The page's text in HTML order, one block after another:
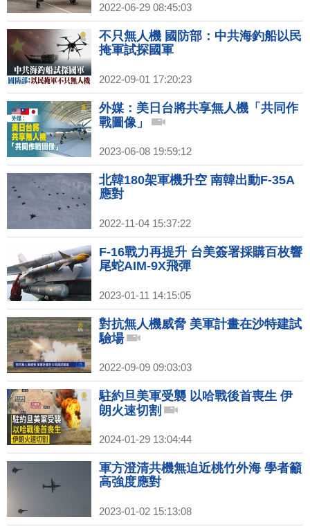
2022-06-29 08:45:03
不只無人機 國防部：中共海釣船以民
掩軍試探國軍
2022-09-01 17:20:23
外媒：美日台將共享無人機「共同作
戰圖像」
2023-06-08 19:59:12
北韓180架軍機升空 南韓出動F-35A
應對
2022-11-04 15:37:22
F-16戰力再提升 台美簽署採購百枚響
尾蛇AIM-9X飛彈
2023-01-11 14:15:05
對抗無人機威脅 美軍計畫在沙特建試
驗場
2022-09-09 09:03:03
駐約旦美軍受襲 以哈戰後首喪生 伊
朗火速切割
2024-01-29 13:04:44
軍方澄清共機無迫近桃竹外海 學者籲
高強度應對
2023-01-02 15:13:08